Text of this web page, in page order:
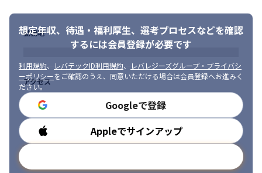
想定年収、待遇・福利厚生、 選考プロセスなどを確認
するには会員登録が必要です
利用規約、 レバテックID利用規約、
レバレジーズグループ・プライバシ
ーポリシーをご確認のうえ、同意いただける場合は会員登録へお進みく
ださい。
Googleで登録
Appleでサインアップ
勤務地
アクセス
勤務時間